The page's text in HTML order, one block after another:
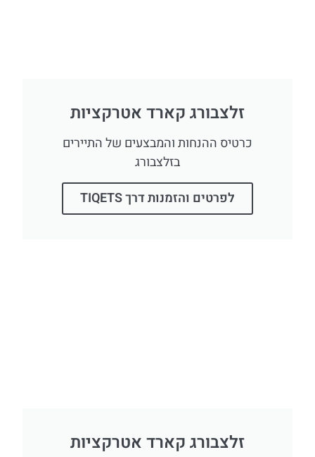
זלצבורג קארד אטרקציות
כרטיס ההנחות והמבצעים של התיירים
בזלצבורג
לפרטים והזמנות דרך TIQETS
זלצבורג קארד אטרקציות